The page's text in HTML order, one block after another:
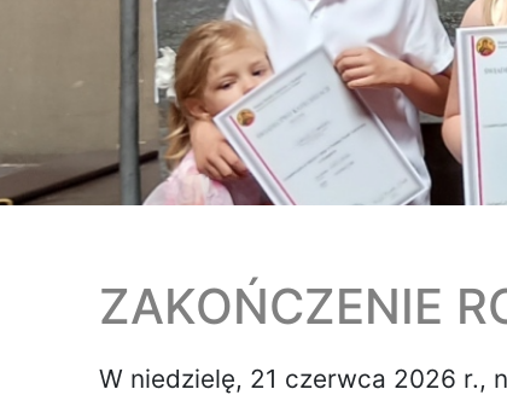
ZAKOŃCZENIE
W niedzielę, 21 czerwca 2026 r.,